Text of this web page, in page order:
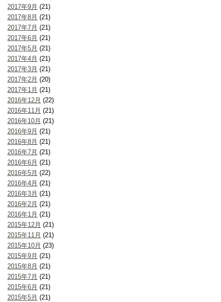
2017年9月 (21)
2017年8月 (21)
2017年7月 (21)
2017年6月 (21)
2017年5月 (21)
2017年4月 (21)
2017年3月 (21)
2017年2月 (20)
2017年1月 (21)
2016年12月 (22)
2016年11月 (21)
2016年10月 (21)
2016年9月 (21)
2016年8月 (21)
2016年7月 (21)
2016年6月 (21)
2016年5月 (22)
2016年4月 (21)
2016年3月 (21)
2016年2月 (21)
2016年1月 (21)
2015年12月 (21)
2015年11月 (21)
2015年10月 (23)
2015年9月 (21)
2015年8月 (21)
2015年7月 (21)
2015年6月 (21)
2015年5月 (21)